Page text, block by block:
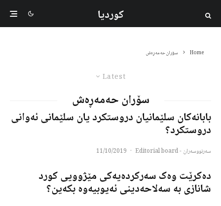
کوردیا
Home سۆران حەمەڕەش
Latest
سۆران حەمەڕەش
بابانەکان سلێمانیان دروستکرد یان سلێمانی ئەوانی
دروستکرد؟
سەرنووسەران - Editorial board ·
11/10/2019
دەکرێت وەک سەرکردەیەکی مێژوویی کورد
شانازی بە سەلاحەدینی ئەیوبیەوە بکەین؟